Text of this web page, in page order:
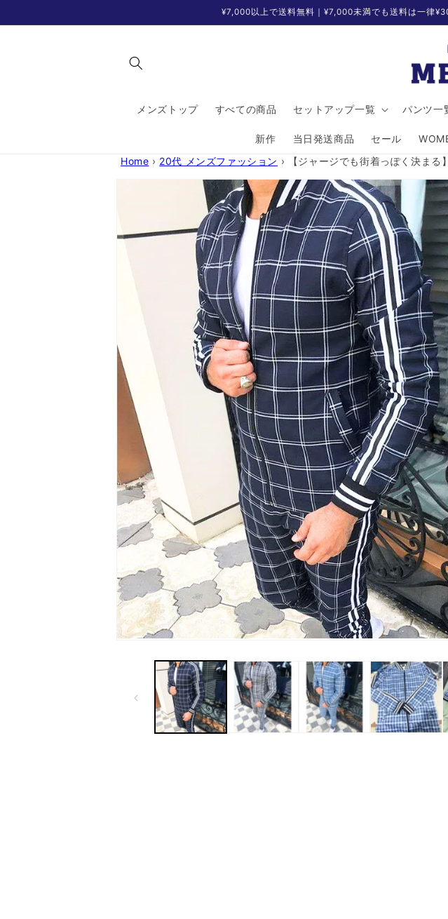
進む
¥7,000以上で送料無料｜¥7,000未満でも送料は一律
メンズトップ すべての商品 セットアップ一覧 パンツ一
新作 当日発送商品 セール
Home › 20代 メンズファッション › 【ジャージでも街着っぽく決ま